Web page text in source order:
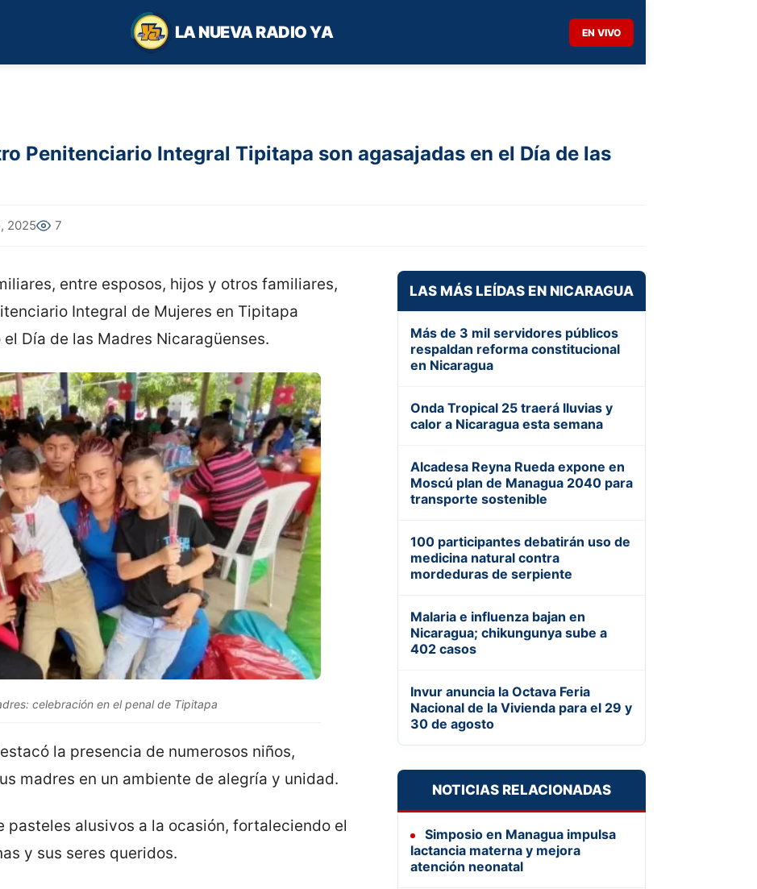
LA NUEVA RADIO YA EN VIVO
Penitenciario Integral Tipitapa son agasajadas en el Día de las
2025 7
entre esposos, hijos y otros familiares,
Integral de Mujeres en Tipitapa
Día de las Madres Nicaragüenses.
celebración en el penal de Tipitapa
la presencia de numerosos niños,
madres en un ambiente de alegría y unidad.
pasteles alusivos a la ocasión, fortaleciendo el
y sus seres queridos.
LAS MÁS LEÍDAS EN NICARAGUA
Más de 3 mil servidores públicos
respaldan reforma constitucional
en Nicaragua
Onda Tropical 25 traerá lluvias y
calor a Nicaragua esta semana
Alcadesa Reyna Rueda expone en
Moscú plan de Managua 2040 para
transporte sostenible
100 participantes debatirán uso de
medicina natural contra
mordeduras de serpiente
Malaria e influenza bajan en
Nicaragua; chikungunya sube a
402 casos
Invur anuncia la Octava Feria
Nacional de la Vivienda para el 29 y
30 de agosto
NOTICIAS RELACIONADAS
Simposio en Managua impulsa
lactancia materna y mejora
atención neonatal